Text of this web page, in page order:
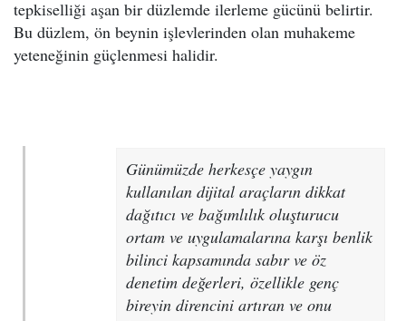
tepkiselliği aşan bir düzlemde ilerleme gücünü belirtir.
Bu düzlem, ön beynin işlevlerinden olan muhakeme
yeteneğinin güçlenmesi halidir.
Günümüzde herkesçe yaygın
kullanılan dijital araçların dikkat
dağıtıcı ve bağımlılık oluşturucu
ortam ve uygulamalarına karşı benlik
bilinci kapsamında sabır ve öz
denetim değerleri, özellikle genç
bireyin direncini artıran ve onu